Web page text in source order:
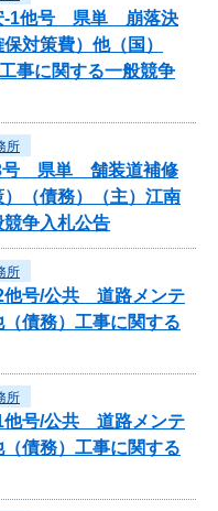
-1他号 県単 崩落決
対策費）他（国）
事に関する一般競争
所
3号 県単 舗装道補修
）（債務）（主）江南
争入札公告
所
他号/公共 道路メンテ
債務）工事に関する
所
他号/公共 道路メンテ
債務）工事に関する